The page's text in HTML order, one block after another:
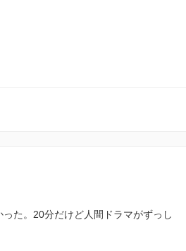
た。20分だけど人間ドラマがずっし